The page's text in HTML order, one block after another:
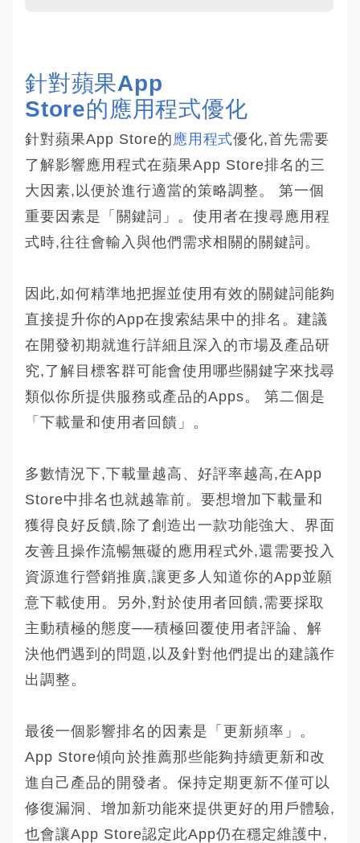
針對蘋果App
Store的應用程式優化
針對蘋果App Store的 應用程式優化,首先需要
了解影響應用程式在蘋果App Store排名的三
大因素,以便於進行適當的策略調整。 第一個
重要因素是「關鍵詞」。使用者在搜尋應用程
式時,往往會輸入與他們需求相關的關鍵詞。
因此,如何精準地把握並使用有效的關鍵詞能夠
直接提升你的App在搜索結果中的排名。建議
在開發初期就進行詳細且深入的市場及產品研
究,了解目標客群可能會使用哪些關鍵字來找尋
類似你所提供服務或產品的Apps。 第二個是
「下載量和使用者回饋」。
多數情況下,下載量越高、好評率越高,在App
Store中排名也就越靠前。要想增加下載量和
獲得良好反饋,除了創造出一款功能強大、界面
友善且操作流暢無礙的應用程式外,還需要投入
資源進行營銷推廣,讓更多人知道你的App並願
意下載使用。另外,對於使用者回饋,需要採取
主動積極的態度──積極回覆使用者評論、解
決他們遇到的問題,以及針對他們提出的建議作
出調整。
最後一個影響排名的因素是「更新頻率」。
App Store傾向於推薦那些能夠持續更新和改
進自己產品的開發者。保持定期更新不僅可以
修復漏洞、增加新功能來提供更好的用戶體驗,
也會讓App Store認定此App仍在穩定維護中,